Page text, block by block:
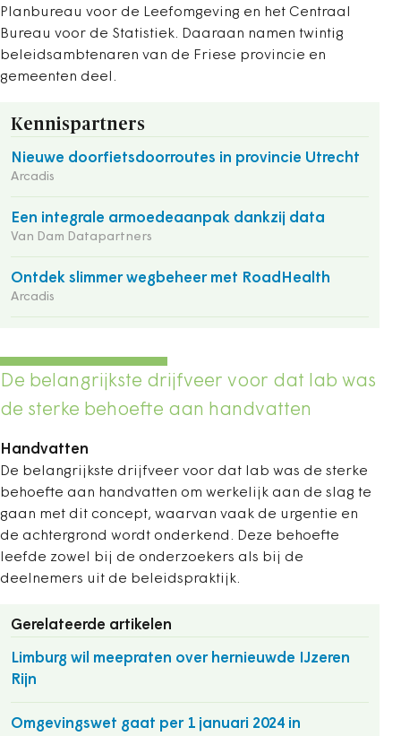
Planbureau voor de Leefomgeving en het Centraal
Bureau voor de Statistiek. Daaraan namen twintig
beleidsambtenaren van de Friese provincie en
gemeenten deel.
Kennispartners
Nieuwe doorfietsdoorroutes in provincie Utrecht
Arcadis
Een integrale armoedeaanpak dankzij data
Van Dam Datapartners
Ontdek slimmer wegbeheer met RoadHealth
Arcadis
De belangrijkste drijfveer voor dat lab was
de sterke behoefte aan handvatten
Handvatten
De belangrijkste drijfveer voor dat lab was de sterke
behoefte aan handvatten om werkelijk aan de slag te
gaan met dit concept, waarvan vaak de urgentie en
de achtergrond wordt onderkend. Deze behoefte
leefde zowel bij de onderzoekers als bij de
deelnemers uit de beleidspraktijk.
Gerelateerde artikelen
Limburg wil meepraten over hernieuwde IJzeren
Rijn
Omgevingswet gaat per 1 januari 2024 in